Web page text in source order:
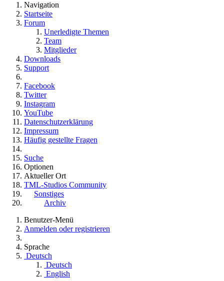
Navigation
Startseite
Forum
Unerledigte Themen
Team
Mitglieder
Downloads
Support
Facebook
Twitter
Instagram
YouTube
Datenschutzerklärung
Impressum
Häufig gestellte Fragen
Suche
Optionen
Aktueller Ort
TML-Studios Community
Sonstiges
Archiv
Benutzer-Menü
Anmelden oder registrieren
Sprache
Deutsch
Deutsch
English